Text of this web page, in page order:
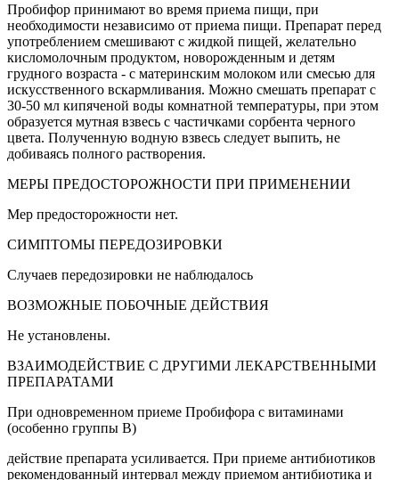
Пробифор принимают во время приема пищи, при
необходимости независимо от приема пищи. Препарат перед
употреблением смешивают с жидкой пищей, желательно
кисломолочным продуктом, новорожденным и детям
грудного возраста - с материнским молоком или смесью для
искусственного вскармливания. Можно смешать препарат с
30-50 мл кипяченой воды комнатной температуры, при этом
образуется мутная взвесь с частичками сорбента черного
цвета. Полученную водную взвесь следует выпить, не
добиваясь полного растворения.
МЕРЫ ПРЕДОСТОРОЖНОСТИ ПРИ ПРИМЕНЕНИИ
Мер предосторожности нет.
СИМПТОМЫ ПЕРЕДОЗИРОВКИ
Случаев передозировки не наблюдалось
ВОЗМОЖНЫЕ ПОБОЧНЫЕ ДЕЙСТВИЯ
Не установлены.
ВЗАИМОДЕЙСТВИЕ С ДРУГИМИ ЛЕКАРСТВЕННЫМИ
ПРЕПАРАТАМИ
При одновременном приеме Пробифора с витаминами
(особенно группы В)
действие препарата усиливается. При приеме антибиотиков
рекомендованный интервал между приемом антибиотика и